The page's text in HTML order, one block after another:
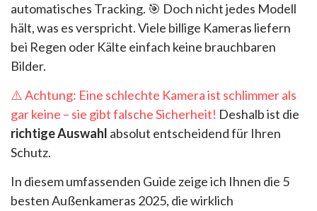
automatisches Tracking. 🎯 Doch nicht jedes Modell
hält, was es verspricht. Viele billige Kameras liefern
bei Regen oder Kälte einfach keine brauchbaren
Bilder.
⚠️ Achtung: Eine schlechte Kamera ist schlimmer als
gar keine – sie gibt falsche Sicherheit! Deshalb ist die
richtige Auswahl absolut entscheidend für Ihren
Schutz.
In diesem umfassenden Guide zeige ich Ihnen die 5
besten Außenkameras 2025, die wirklich